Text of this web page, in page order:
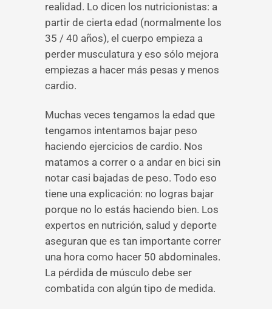
realidad. Lo dicen los nutricionistas: a
partir de cierta edad (normalmente los
35 / 40 años), el cuerpo empieza a
perder musculatura y eso sólo mejora
empiezas a hacer más pesas y menos
cardio.
Muchas veces tengamos la edad que
tengamos intentamos bajar peso
haciendo ejercicios de cardio. Nos
matamos a correr o a andar en bici sin
notar casi bajadas de peso. Todo eso
tiene una explicación: no logras bajar
porque no lo estás haciendo bien. Los
expertos en nutrición, salud y deporte
aseguran que es tan importante correr
una hora como hacer 50 abdominales.
La pérdida de músculo debe ser
combatida con algún tipo de medida.